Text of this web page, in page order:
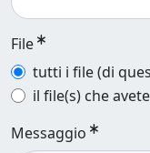
File
tutti i file (di
il file(s) che
Messaggio